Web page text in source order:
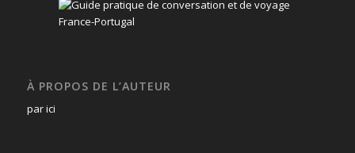
À PROPOS DE L’AUTEUR
par ici